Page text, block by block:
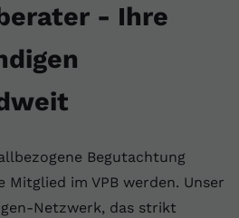
- Ihre
Begutachtung
Mitglied im VPB werden. Unser
Netzwerk, das strikt